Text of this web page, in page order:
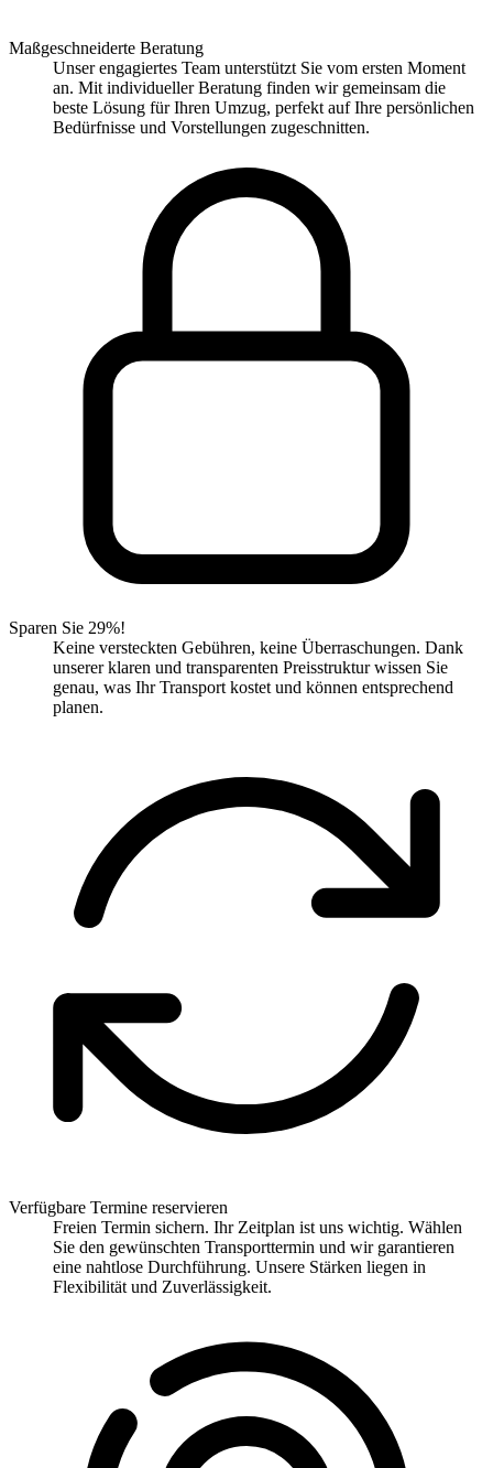
Maßgeschneiderte Beratung
Unser engagiertes Team unterstützt Sie vom ersten Moment
an. Mit individueller Beratung finden wir gemeinsam die
beste Lösung für Ihren Umzug, perfekt auf Ihre persönlichen
Bedürfnisse und Vorstellungen zugeschnitten.
Sparen Sie 29%!
Keine versteckten Gebühren, keine Überraschungen. Dank
unserer klaren und transparenten Preisstruktur wissen Sie
genau, was Ihr Transport kostet und können entsprechend
planen.
Verfügbare Termine reservieren
Freien Termin sichern. Ihr Zeitplan ist uns wichtig. Wählen
Sie den gewünschten Transporttermin und wir garantieren
eine nahtlose Durchführung. Unsere Stärken liegen in
Flexibilität und Zuverlässigkeit.